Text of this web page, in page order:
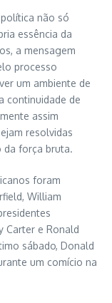
não só
essência da
a mensagem
processo
um ambiente de
continuidade de
assim
resolvidas
da força bruta.
foram
William
Carter e Ronald
sábado, Donald
um comício na